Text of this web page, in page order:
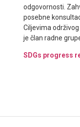
odgovornosti.
posebne
Ciljevima
je član radne
SDGs progress